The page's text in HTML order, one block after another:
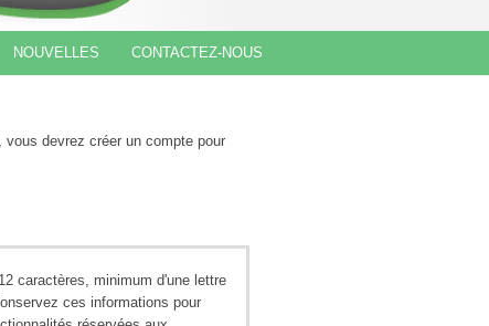
NOUVELLES CONTACTEZ-NOUS
devrez créer un compte pour
caractères, minimum d'une lettre
ces informations pour